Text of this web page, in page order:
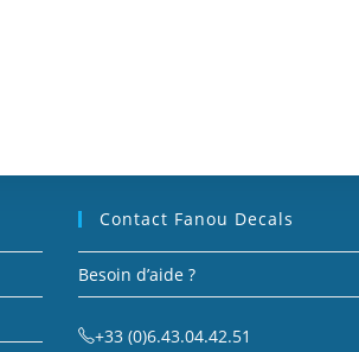
Contact Fanou Decals
Besoin d’aide ?
+33 (0)6.43.04.42.51